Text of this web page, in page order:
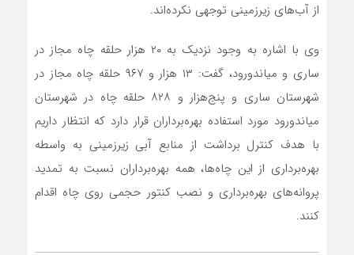
از آب‌های زیرزمینی توجهی نکرده‌اند.
وی با اشاره به وجود نزدیک به ۲۰ هزار حلقه چاه مجاز در
ساری و میاندورود، گفت: ۱۳ هزار و ۹۶۷ حلقه چاه مجاز در
شهرستان ساری و پنج‌هزار و ۸۲۸ حلقه چاه در شهرستان
میاندورود مورد استفاده بهره‌برداران قرار دارد که انتظار داریم
با هدف کنترل برداشت از منابع آبی زیرزمینی به واسطه
بهره‌برداری از این چاه‌ها، همه بهره‌برداران نسبت به تمدید
پروانه‌های بهره‌برداری و نصب کنتور حجمی روی چاه اقدام
کنند.